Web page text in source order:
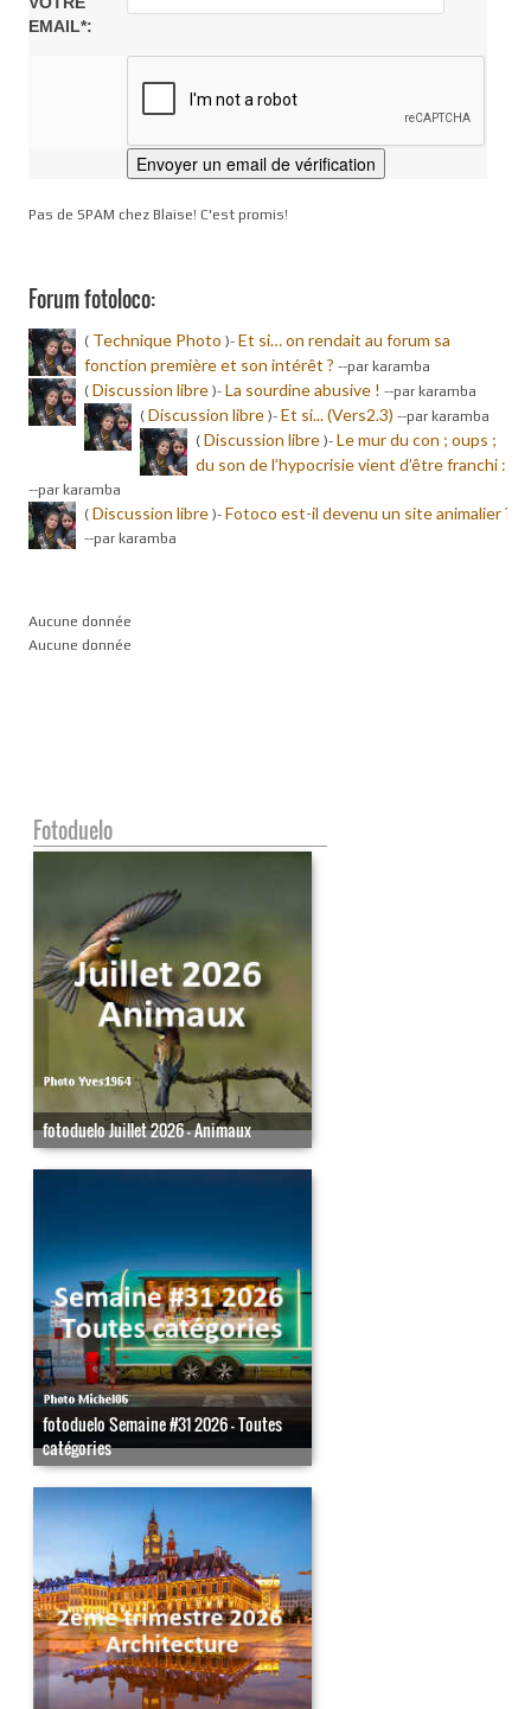
EMAIL*:
Pas de SPAM chez Blaise! C'est promis!
Forum fotoloco:
( Technique Photo )- Et si… on rendait au forum sa
fonction première et son intérêt ? --par karamba
( Discussion libre )- La sourdine abusive ! --par karamba
( Discussion libre )- Et si... (Vers2.3) --par karamba
( Discussion libre )- Le mur du con ; oups ;
du son de l’hypocrisie vient d’être franchi :
--par karamba
( Discussion libre )- Fotoco est-il devenu un site animalier ?
--par karamba
Aucune donnée
Aucune donnée
Fotoduelo
fotoduelo Juillet 2026 - Animaux
fotoduelo Semaine #31 2026 - Toutes
catégories